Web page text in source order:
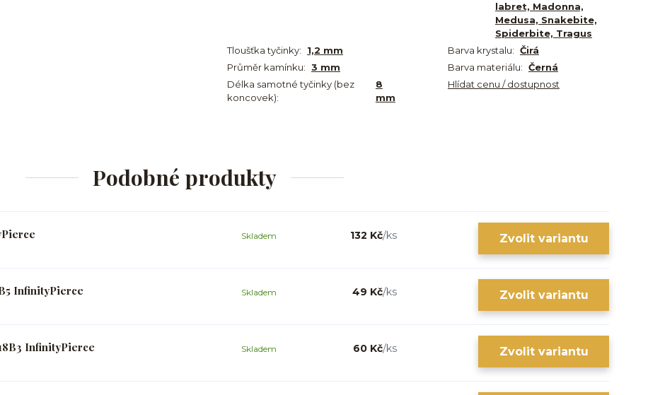
labret, Madonna,
Medusa, Snakebite,
Spiderbite, Tragus
Tloušťka tyčinky:
1,2 mm Barva krystalu: Čirá
Průměr kamínku: 3 mm Barva materiálu: Černá
Délka samotné tyčinky (bez
koncovek):
8
mm
Hlídat cenu / dostupnost
Podobné produkty
132 Kč/ks
Skladem Zvolit variantu
InfinityPierce 49 Kč/ks
Skladem Zvolit variantu
InfinityPierce 60 Kč/ks
Skladem Zvolit variantu